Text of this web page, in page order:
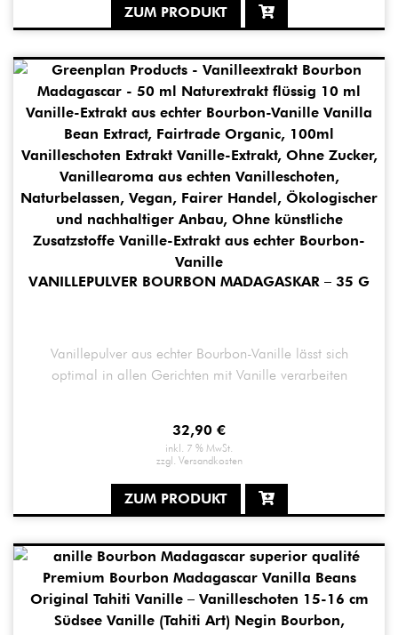
ZUM PRODUKT
VANILLEPULVER BOURBON MADAGASKAR – 35 G
Vanillepulver aus echter Bourbon-Vanille lässt sich
optimal in allen Gerichten mit Vanille verarbeiten
32,90 €
inkl. 7 % MwSt.
zzgl. Versandkosten
ZUM PRODUKT